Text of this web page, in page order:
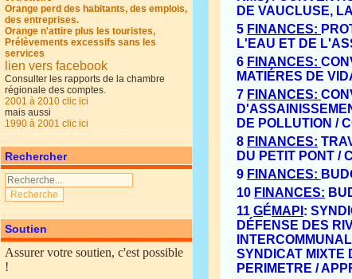
Orange perd des habitants, des emplois,
des entreprises.
Orange n'attire plus les touristes,
Prélèvements excessifs sans les
services
lien vers facebook
Consulter les rapports de la chambre
régionale des comptes.
2001 à 2010 clic ici
mais aussi
1990 à 2001 clic ici
Rechercher
Soutien
Assurer votre soutien, c'est possible
!
DE VAUCLUSE,
5 FINANCES:
L'EAU ET DE
6 FINANCES:
MATI É RES DE
7 FINANCES:
DE POLLUTION /
8 FINANCES:
DU PETIT PONT /
9 FINANCES:
10 FINANCES:
11 GÉ MAPI :
D É FENSE DES
SYNDICAT MIXTE
PERIMETRE /